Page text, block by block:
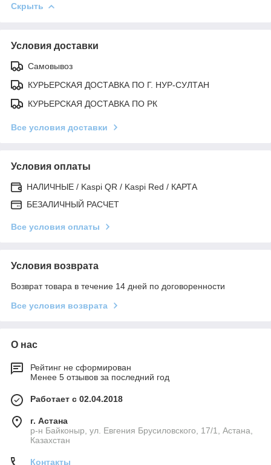
Скрыть
Условия доставки
Самовывоз
КУРЬЕРСКАЯ ДОСТАВКА ПО Г. НУР-СУЛТАН
КУРЬЕРСКАЯ ДОСТАВКА ПО РК
Все условия доставки
Условия оплаты
НАЛИЧНЫЕ / Kaspi QR / Kaspi Red / КАРТА
БЕЗАЛИЧНЫЙ РАСЧЕТ
Все условия оплаты
Условия возврата
Возврат товара в течение 14 дней по договоренности
Все условия возврата
О нас
Рейтинг не сформирован
Менее 5 отзывов за последний год
Работает с 02.04.2018
г. Астана
р-н Байконыр, ул. Евгения Брусиловского, 17/1, Астана,
Казахстан
Контакты